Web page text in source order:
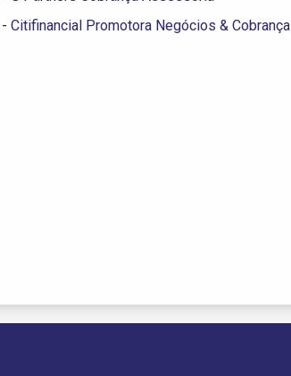
- Citifinancial Promotora Negócios & Cobrança